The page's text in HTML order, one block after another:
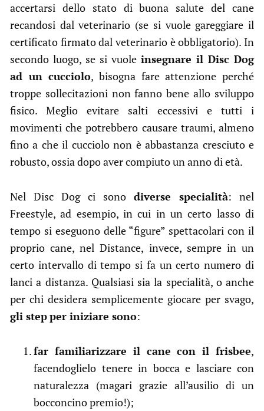
accertarsi dello stato di buona salute del cane
recandosi dal veterinario (se si vuole gareggiare il
certificato firmato dal veterinario è obbligatorio). In
secondo luogo, se si vuole insegnare il Disc Dog
ad un cucciolo, bisogna fare attenzione perché
troppe sollecitazioni non fanno bene allo sviluppo
fisico. Meglio evitare salti eccessivi e tutti i
movimenti che potrebbero causare traumi, almeno
fino a che il cucciolo non è abbastanza cresciuto e
robusto, ossia dopo aver compiuto un anno di età.
Nel Disc Dog ci sono diverse specialità: nel
Freestyle, ad esempio, in cui in un certo lasso di
tempo si eseguono delle “figure” spettacolari con il
proprio cane, nel Distance, invece, sempre in un
certo intervallo di tempo si fa un certo numero di
lanci a distanza. Qualsiasi sia la specialità, o anche
per chi desidera semplicemente giocare per svago,
gli stepper iniziare sono:
far familiarizzare il cane con il frisbee,
facendoglielo tenere in bocca e lasciare con
naturalezza (magari grazie all’ausilio di un
bocconcino premio!);